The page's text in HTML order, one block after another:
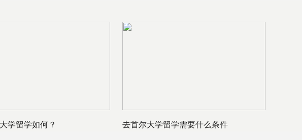
学留学如何？ 去首尔大学留学需要什么条件